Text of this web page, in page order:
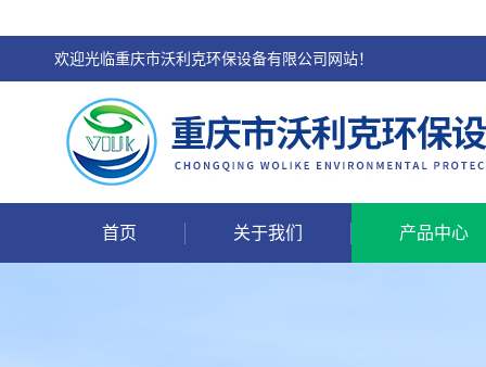
欢迎光临重庆市沃利克环保设备有限公司网站！
首页 关于我们 产品中心